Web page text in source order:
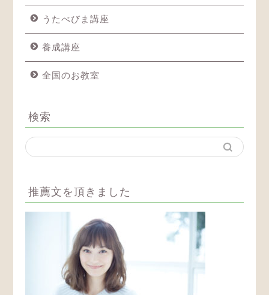
うたべびま講座
養成講座
全国のお教室
検索
推薦文を頂きました